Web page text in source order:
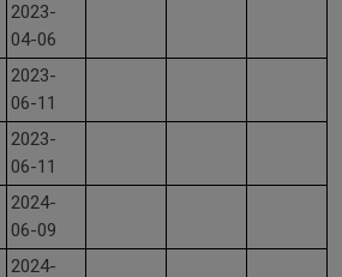
2023-
04-06
2023-
06-11
2023-
06-11
2024-
06-09
2024-